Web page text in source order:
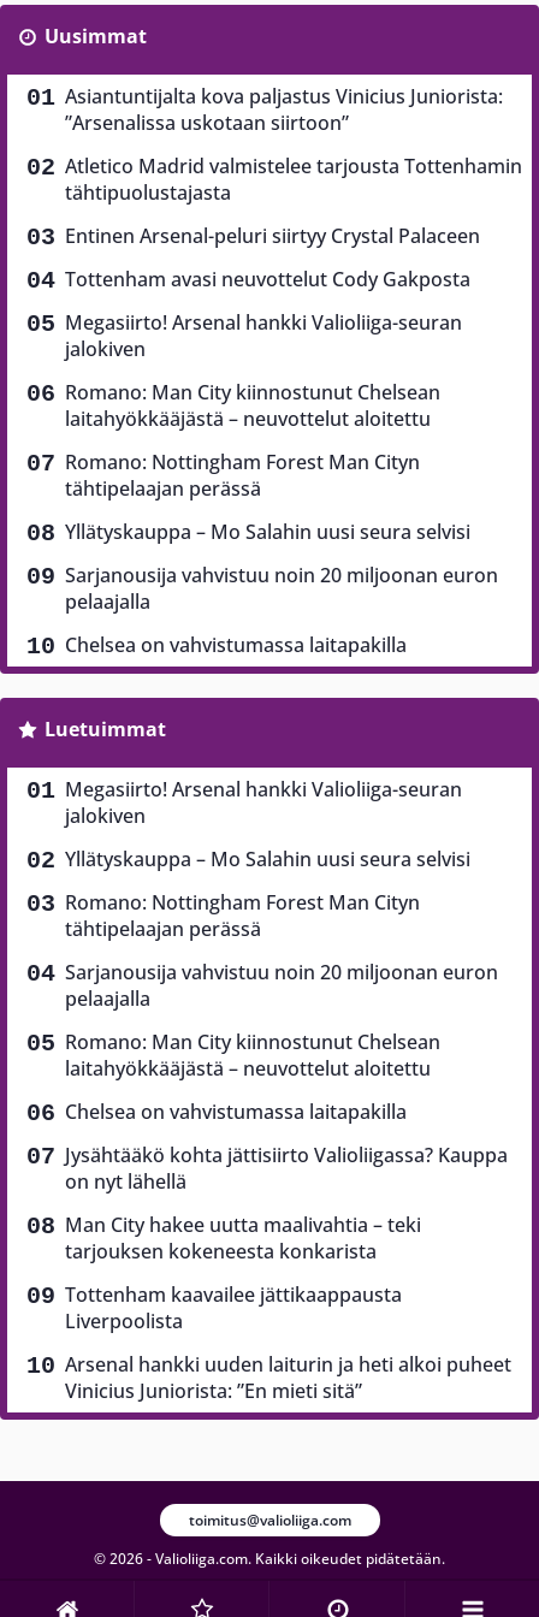
Uusimmat
Asiantuntijalta kova paljastus Vinicius Juniorista:
”Arsenalissa uskotaan siirtoon”
Atletico Madrid valmistelee tarjousta Tottenhamin
tähtipuolustajasta
Entinen Arsenal-peluri siirtyy Crystal Palaceen
Tottenham avasi neuvottelut Cody Gakposta
Megasiirto! Arsenal hankki Valioliiga-seuran
jalokiven
Romano: Man City kiinnostunut Chelsean
laitahyökkääjästä – neuvottelut aloitettu
Romano: Nottingham Forest Man Cityn
tähtipelaajan perässä
Yllätyskauppa – Mo Salahin uusi seura selvisi
Sarjanousija vahvistuu noin 20 miljoonan euron
pelaajalla
Chelsea on vahvistumassa laitapakilla
Luetuimmat
Megasiirto! Arsenal hankki Valioliiga-seuran
jalokiven
Yllätyskauppa – Mo Salahin uusi seura selvisi
Romano: Nottingham Forest Man Cityn
tähtipelaajan perässä
Sarjanousija vahvistuu noin 20 miljoonan euron
pelaajalla
Romano: Man City kiinnostunut Chelsean
laitahyökkääjästä – neuvottelut aloitettu
Chelsea on vahvistumassa laitapakilla
Jysähtääkö kohta jättisiirto Valioliigassa? Kauppa
on nyt lähellä
Man City hakee uutta maalivahtia – teki
tarjouksen kokeneesta konkarista
Tottenham kaavailee jättikaappausta
Liverpoolista
Arsenal hankki uuden laiturin ja heti alkoi puheet
Vinicius Juniorista: ”En mieti sitä”
© 2026 - Valioliiga.com. Kaikki oikeudet pidätetään.
toimitus@valioliiga.com